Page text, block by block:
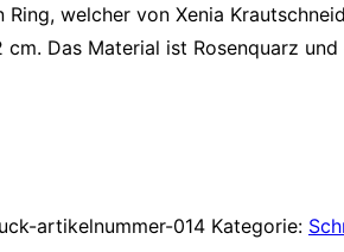
Ring, welcher von Xenia
cm. Das Material ist Rosenquarz
artikelnummer-014 Kategorie: